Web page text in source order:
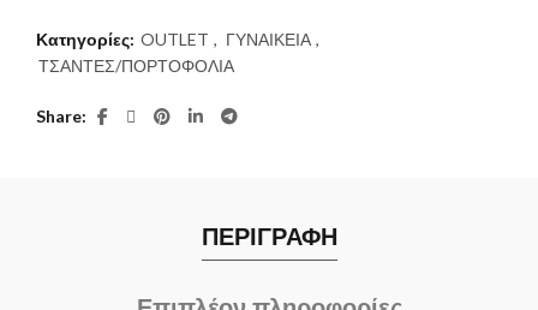
Κατηγορίες: OUTLET , ΓΥΝΑΙΚΕΙΑ ,
ΤΣΑΝΤΕΣ/ΠΟΡΤΟΦΟΛΙΑ
Share
ΠΕΡΙΓΡΑΦΗ